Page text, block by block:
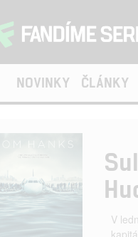
NOVINKY ČLÁNKY
V